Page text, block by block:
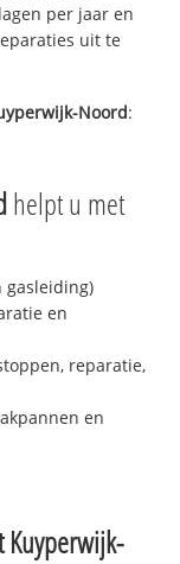
per jaar en
uit te
Noord:
helpt u met
gasleiding)
en
reparatie,
en
Kuyperwijk-